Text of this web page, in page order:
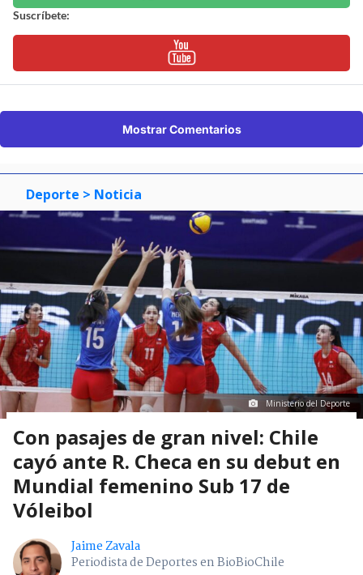
Suscríbete:
Mostrar Comentarios
Deporte > Noticia
Ministerio del Deporte
Con pasajes de gran nivel: Chile
cayó ante R. Checa en su debut en
Mundial femenino Sub 17 de
Vóleibol
Jaime Zavala
Periodista de Deportes en BioBioChile